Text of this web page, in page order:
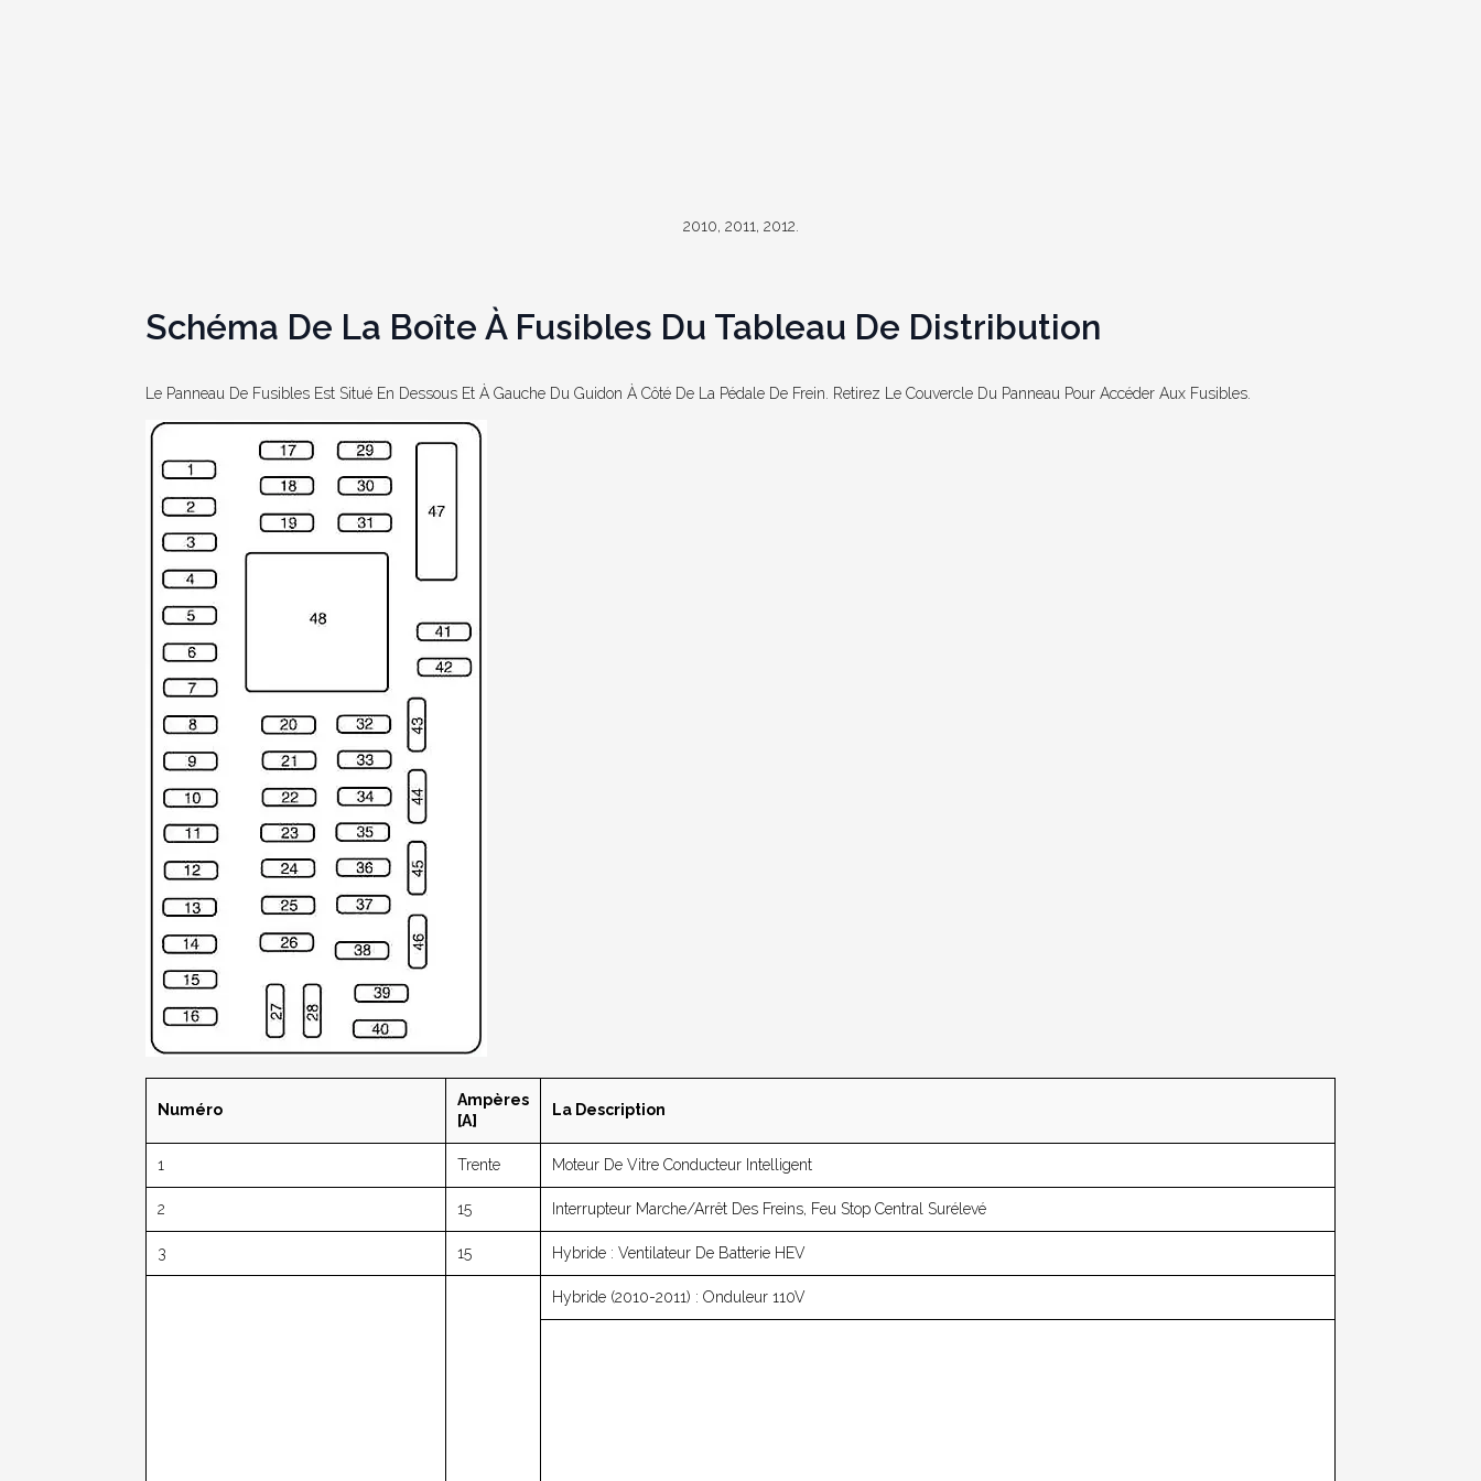
2010, 2011, 2012.
Schéma De La Boîte À Fusibles Du Tableau De Distribution
Le Panneau De Fusibles Est Situé En Dessous Et À Gauche Du Guidon À Côté De La Pédale De Frein. Retirez Le Couvercle Du Panneau Pour Accéder Aux Fusibles.
Numéro
Ampères
[A]
La Description
1 Trente Moteur De Vitre Conducteur Intelligent
2 15 Interrupteur Marche/arrêt Des Freins, Feu Stop Central Surélevé
3 15 Hybride : Ventilateur De Batterie HEV
Hybride (2010-2011) : Onduleur 110V